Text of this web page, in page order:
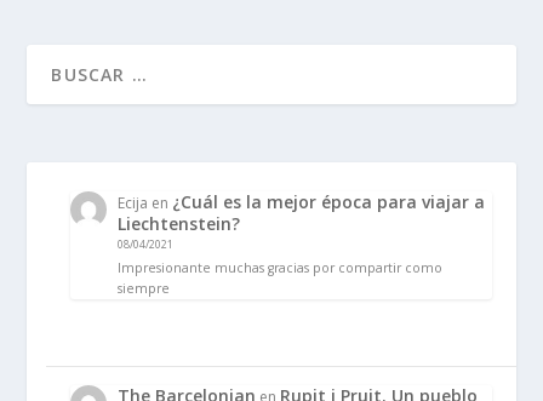
Ecija en ¿Cuál es la mejor época para viajar a
Liechtenstein?
08/04/2021
Impresionante muchas gracias por compartir como
siempre
The Barcelonian
Rupit i Pruit. Un pueblo